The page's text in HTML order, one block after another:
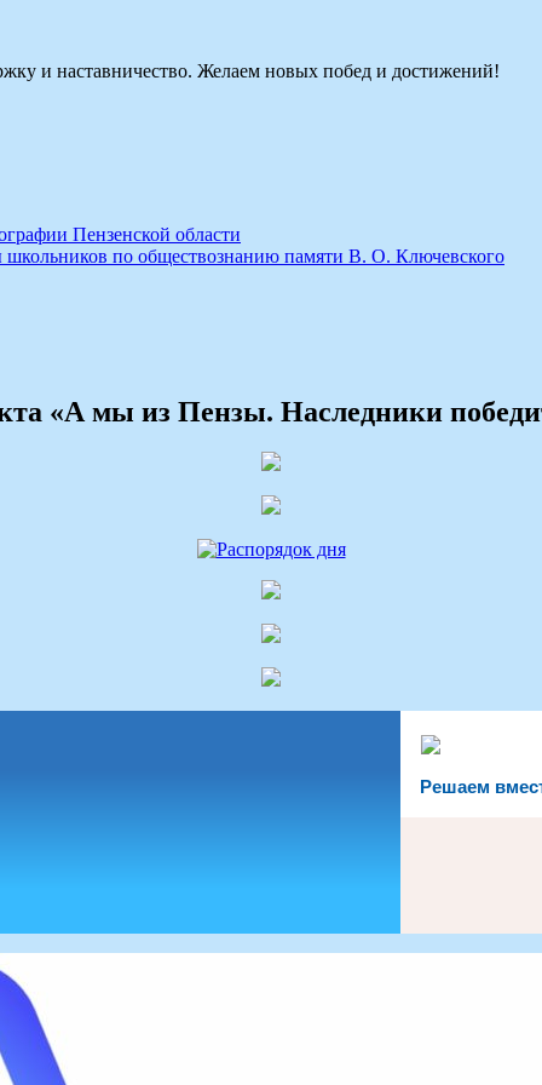
и наставничество. Желаем новых побед и достижений!
Пензенской области
по обществознанию памяти В. О. Ключевского
«А мы из Пензы. Наследники
Решаем